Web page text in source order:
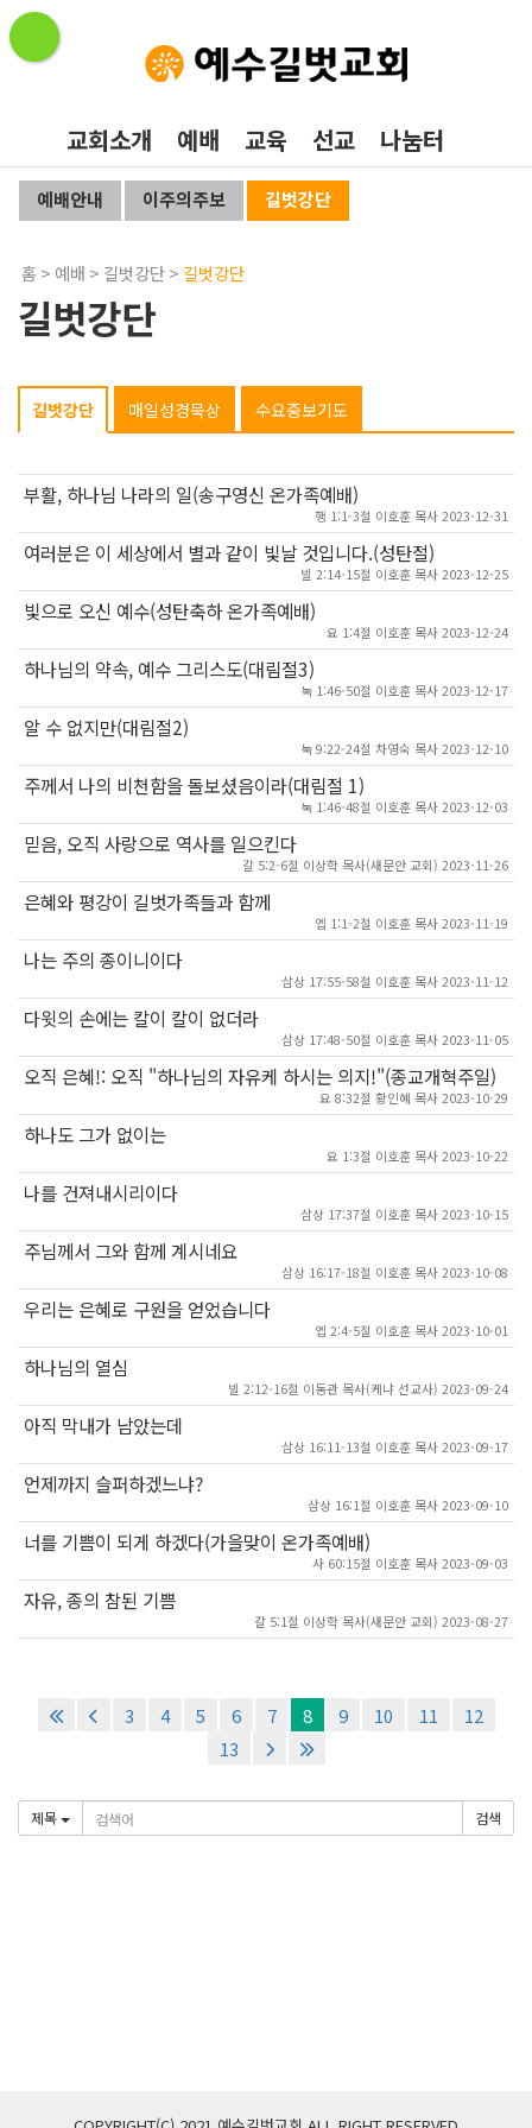
교회소개 예배 교육 선교 나눔터
예배안내 이주의주보 길벗강단
홈 > 예배 > 길벗강단> 길벗강단
길벗강단
길벗강단 매일성경묵상 수요중보기도
부활, 하나님 나라의 일(송구영신 온가족예배)
행 1:1-3절 이호훈 목사 2023-12-31
여러분은 이 세상에서 별과 같이 빛날 것입니다.(성탄절)
빌 2:14-15절 이호훈 목사 2023-12-25
빛으로 오신 예수(성탄축하 온가족예배)
요 1:4절 이호훈 목사 2023-12-24
하나님의 약속, 예수 그리스도(대림절3)
눅 1:46-50절 이호훈 목사 2023-12-17
알 수 없지만(대림절2)
눅 9:22-24절 차영숙 목사 2023-12-10
주께서 나의 비천함을 돌보셨음이라(대림절 1)
눅 1:46-48절 이호훈 목사 2023-12-03
믿음, 오직 사랑으로 역사를 일으킨다
갈 5:2-6절 이상학 목사(새문안 교회) 2023-11-26
은혜와 평강이 길벗가족들과 함께
엡 1:1-2절 이호훈 목사 2023-11-19
나는 주의 종이니이다
삼상 17:55-58절 이호훈 목사 2023-11-12
다윗의 손에는 칼이 칼이 없더라
삼상 17:48-50절 이호훈 목사 2023-11-05
오직 은혜!: 오직 "하나님의 자유케 하시는 의지!"(종교개혁주일)
요 8:32절 황인혜 목사 2023-10-29
하나도 그가 없이는
요 1:3절 이호훈 목사 2023-10-22
나를 건져내시리이다
삼상 17:37절 이호훈 목사 2023-10-15
주님께서 그와 함께 계시네요
삼상 16:17-18절 이호훈 목사 2023-10-08
우리는 은혜로 구원을 얻었습니다
엡 2:4-5절 이호훈 목사 2023-10-01
하나님의 열심
빌 2:12-16절 이동관 목사(케냐 선교사) 2023-09-24
아직 막내가 남았는데
삼상 16:11-13절 이호훈 목사 2023-09-17
언제까지 슬퍼하겠느냐?
삼상 16:1절 이호훈 목사 2023-09-10
너를 기쁨이 되게 하겠다(가을맞이 온가족예배)
사 60:15절 이호훈 목사 2023-09-03
자유, 종의 참된 기쁨
갈 5:1절 이상학 목사(새문안 교회) 2023-08-27
3 4 5 6 7 8 9 10 11
12
13
제목 검색